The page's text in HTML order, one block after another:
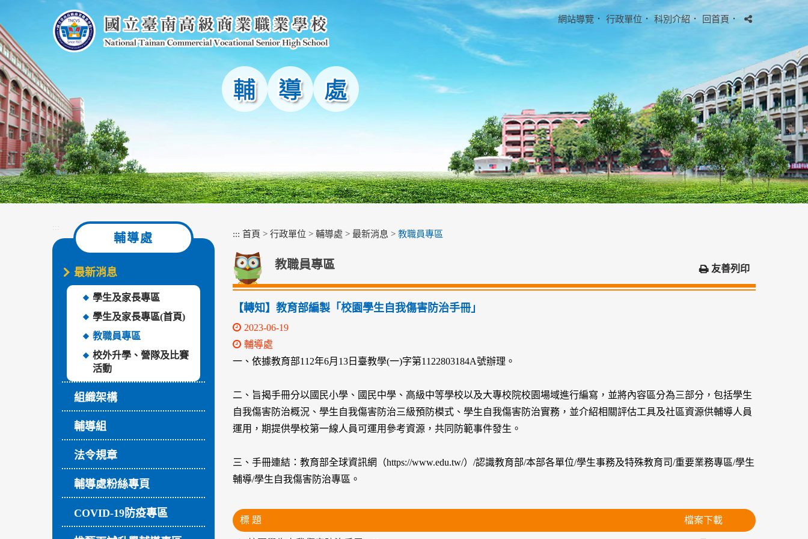
主
要
內
容
區
塊
網站導覽 ． 行政單位 ． 科別介紹． 回首頁．
:::
輔導處
最新消息
學生及家長專區
學生及家長專區(首頁)
教職員專區
校外升學、營隊及比賽
活動
組織架構
輔導組
法令規章
輔導處粉絲專頁
COVID-19防疫專區
::: 首頁 > 行政單位 > 輔導處 > 最新消息 > 教職員專區
教職員專區 友善列印
【轉知】教育部編製「校園學生自我傷害防治手冊」
2023-06-19
輔導處
一、依據教育部112年6月13日臺教學(一)字第1122803184A號辦理。
二、旨揭手冊分以國民小學、國民中學、高級中等學校以及大專校院校園場域進行編寫，並將內容區分為三部分，包括學生
自我傷害防治概況、學生自我傷害防治三級預防模式、學生自我傷害防治實務，並介紹相關評估工具及社區資源供輔導人員
運用，期提供學校第一線人員可運用參考資源，共同防範事件發生。
三、手冊連結：教育部全球資訊網（https://www.edu.tw/）/認識教育部/本部各單位/學生事務及特殊教育司/重要業務專區/學生
輔導/學生自我傷害防治專區。
標 題 檔案下載